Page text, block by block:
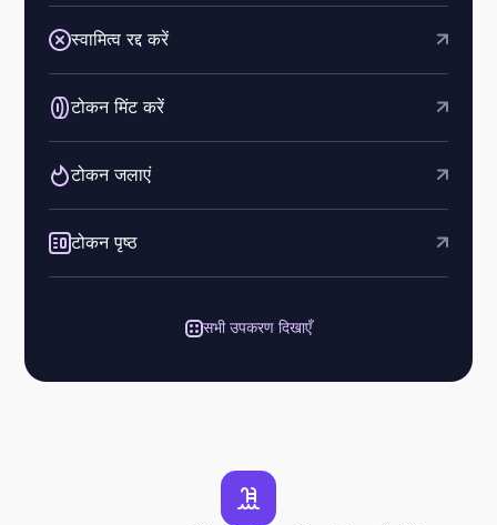
स्वामित्व रद्द करें
टोकन मिंट करें
टोकन जलाएं
टोकन पृष्ठ
सभी उपकरण दिखाएँ